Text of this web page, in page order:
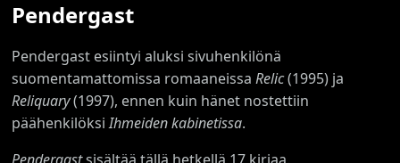
Pendergast
Pendergast esiintyi aluksi sivuhenkilönä
suomentamattomissa romaaneissaRelic(1995) ja
Reliquary(1997), ennen kuin hänet nostettiin
päähenkilöksiIhmeiden kabinetissa.